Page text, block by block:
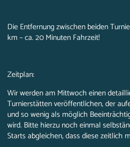
Die Entfernung zwischen beiden
km – ca. 20 Minuten Fahrzeit!
Zeitplan:
Wir werden am Mittwoch einen
Turnierstätten veröffentlichen, der
und so wenig als möglich
wird. Bitte hierzu noch einmal
Starts abgleichen, dass diese zeitlich